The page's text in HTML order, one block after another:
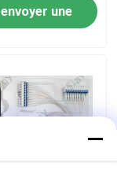
envoyer une